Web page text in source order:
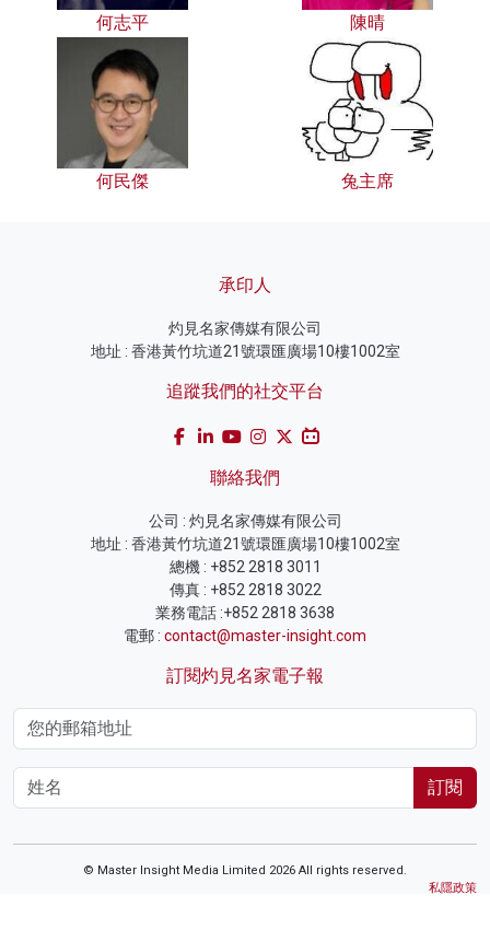
何志平 陳晴
何民傑 兔主席
承印人
灼見名家傳媒有限公司
地址 : 香港黃竹坑道21號環匯廣場10樓1002室
追蹤我們的社交平台
聯絡我們
公司 : 灼見名家傳媒有限公司
地址 : 香港黃竹坑道21號環匯廣場10樓1002室
總機 : +852 2818 3011
傳真 : +852 2818 3022
業務電話 :+852 2818 3638
電郵 : contact@master-insight.com
訂閱灼見名家電子報
訂閱
© Master Insight Media Limited 2026 All rights reserved.
私隱政策